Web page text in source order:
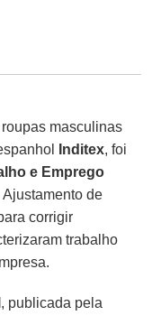
masculinas
Inditex, foi
e Emprego
Ajustamento de
corrigir
trabalho
, publicada pela